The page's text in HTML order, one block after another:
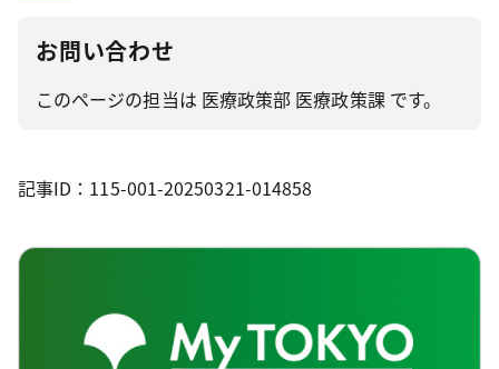
お問い合わせ
このページの担当は 医療政策部 医療政策課 です。
記事ID：115-001-20250321-014858